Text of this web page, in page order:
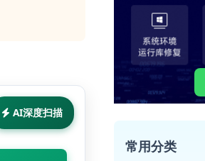
AI深度扫描
常用分类